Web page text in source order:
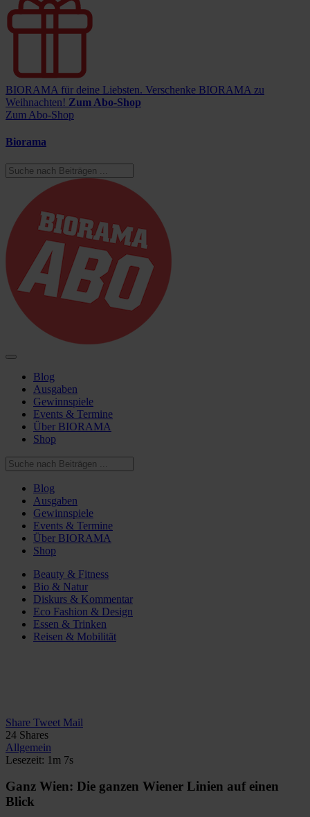
BIORAMA für deine Liebsten. Verschenke BIORAMA zu
Weihnachten! Zum Abo-Shop
Zum Abo-Shop
Biorama
Blog
Ausgaben
Gewinnspiele
Events & Termine
Über BIORAMA
Shop
Blog
Ausgaben
Gewinnspiele
Events & Termine
Über BIORAMA
Shop
Beauty & Fitness
Bio & Natur
Diskurs & Kommentar
Eco Fashion & Design
Essen & Trinken
Reisen & Mobilität
Share Tweet Mail
24 Shares
Allgemein
Lesezeit: 1m 7s
Ganz Wien: Die ganzen Wiener Linien auf einen
Blick